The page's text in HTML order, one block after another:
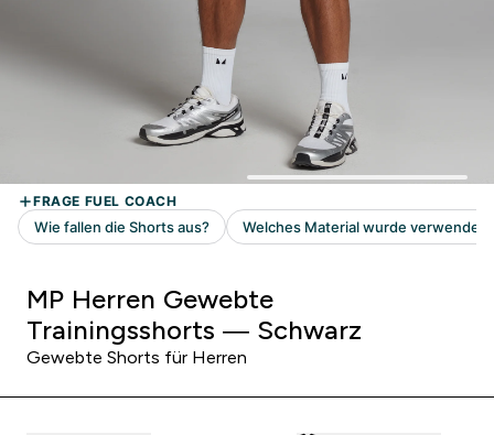
MP Herren Gewebte
Trainingsshorts — Schwarz
Gewebte Shorts für Herren